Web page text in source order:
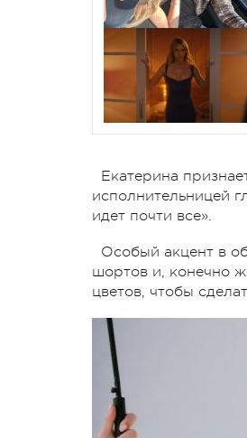
Екатерина
исполнительницей
идет почти все».
Особый акцент в
шортов и, конечно
цветов, чтобы